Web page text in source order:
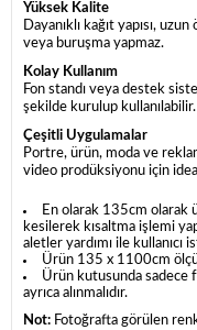
Yüksek Kalite
Dayanıklı kağıt yapısı,
veya buruşma yapmaz.
Kolay Kullanım
Fon standı veya destek
şekilde kurulup kullanılabilir.
Çeşitli Uygulamalar
Portre, ürün, moda ve
video prodüksiyonu için
En olarak 135cm olarak
kesilerek kısaltma işlemi
aletler yardımı ile
Ürün 135 x 1100cm
Ürün kutusunda sadece
ayrıca alınmalıdır.
Not: Fotoğrafta görülen